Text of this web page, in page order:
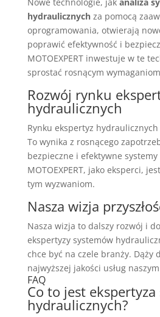
hydraulicznychza pomocą
oprogramowania, otwierają
poprawić efektywność i
MOTOEXPERT inwestuje w te
sprostać rosnącym
Rozwój rynku
hydraulicznych
Rynku ekspertyz
To wynika z rosnącego
bezpieczne i efektywne
MOTOEXPERT, jako eksperci,
tym wyzwaniom.
Nasza wizja
Nasza wizja to dalszy rozwój i
ekspertyzy systemów
chce być na czele branży. Dąży
najwyższej jakości usług
FAQ
Co to jest
hydraulicznych?